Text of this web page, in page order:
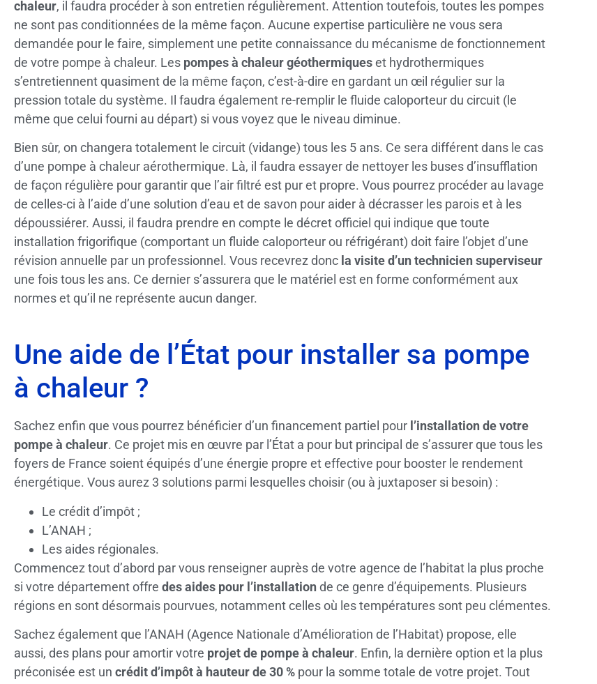
chaleur, il faudra procéder à son entretien régulièrement. Attention toutefois, toutes les pompes
ne sont pas conditionnées de la même façon. Aucune expertise particulière ne vous sera
demandée pour le faire, simplement une petite connaissance du mécanisme de fonctionnement
de votre pompe à chaleur. Les pompes à chaleur géothermiqueset hydrothermiques
s’entretiennent quasiment de la même façon, c’est-à-dire en gardant un œil régulier sur la
pression totale du système. Il faudra également re-remplir le fluide caloporteur du circuit (le
même que celui fourni au départ) si vous voyez que le niveau diminue.
Bien sûr, on changera totalement le circuit (vidange) tous les 5 ans. Ce sera différent dans le cas
d’une pompe à chaleur aérothermique. Là, il faudra essayer de nettoyer les buses d’insufflation
de façon régulière pour garantir que l’air filtré est pur et propre. Vous pourrez procéder au lavage
de celles-ci à l’aide d’une solution d’eau et de savon pour aider à décrasser les parois et à les
dépoussiérer. Aussi, il faudra prendre en compte le décret officiel qui indique que toute
installation frigorifique (comportant un fluide caloporteur ou réfrigérant) doit faire l’objet d’une
révision annuelle par un professionnel. Vous recevrez donc la visite d’un technicien superviseur
une fois tous les ans. Ce dernier s’assurera que le matériel est en forme conformément aux
normes et qu’il ne représente aucun danger.
Une aide de l’État pour installer sa pompe
à chaleur ?
Sachez enfin que vous pourrez bénéficier d’un financement partiel pour l’installation de votre
pompe à chaleur. Ce projet mis en œuvre par l’État a pour but principal de s’assurer que tous les
foyers de France soient équipés d’une énergie propre et effective pour booster le rendement
énergétique. Vous aurez 3 solutions parmi lesquelles choisir (ou à juxtaposer si besoin) :
Le crédit d’impôt ;
L’ANAH ;
Les aides régionales.
Commencez tout d’abord par vous renseigner auprès de votre agence de l’habitat la plus proche
si votre département offre des aides pour l’installationde ce genre d’équipements. Plusieurs
régions en sont désormais pourvues, notamment celles où les températures sont peu clémentes.
Sachez également que l’ANAH (Agence Nationale d’Amélioration de l’Habitat) propose, elle
aussi, des plans pour amortir votre projet de pompe à chaleur. Enfin, la dernière option et la plus
préconisée est un crédit d’impôt à hauteur de 30 % pour la somme totale de votre projet. Tout